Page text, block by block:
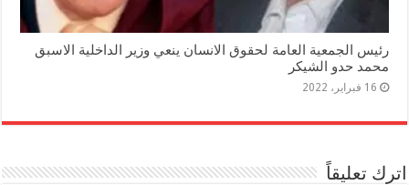
رئيس الجمعية العامة لحقوق الانسان ينعي وزير الداخلية الاسبق
محمد حدو الشيكر
16 فبراير، 2022
اترك تعليقاً